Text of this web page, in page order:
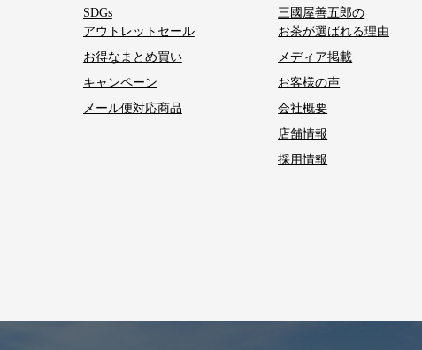
SDGs
アウトレットセール
お得なまとめ買い
キャンペーン
メール便対応商品
三國屋善五郎の
お茶が選ばれる理由
メディア掲載
お客様の声
会社概要
店舗情報
採用情報